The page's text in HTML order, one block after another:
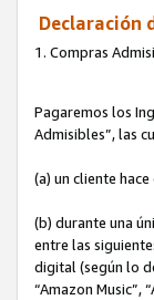
Declaración
1. Compras
Pagaremos los
Admisibles”, las
(a) un cliente
(b) durante una
entre las
digital (según lo
“Amazon Music”,